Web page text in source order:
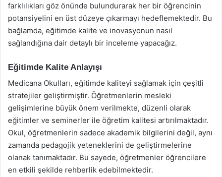
farklılıkları göz önünde bulundurarak her bir öğrencinin
potansiyelini en üst düzeye çıkarmayı hedeflemektedir. Bu
bağlamda, eğitimde kalite ve inovasyonun nasıl
sağlandığına dair detaylı bir inceleme yapacağız.
Eğitimde Kalite Anlayışı
Medicana Okulları, eğitimde kaliteyi sağlamak için çeşitli
stratejiler geliştirmiştir. Öğretmenlerin mesleki
gelişimlerine büyük önem verilmekte, düzenli olarak
eğitimler ve seminerler ile öğretim kalitesi artırılmaktadır.
Okul, öğretmenlerin sadece akademik bilgilerini değil, aynı
zamanda pedagojik yeteneklerini de geliştirmelerine
olanak tanımaktadır. Bu sayede, öğretmenler öğrencilere
en etkili şekilde rehberlik edebilmektedir.